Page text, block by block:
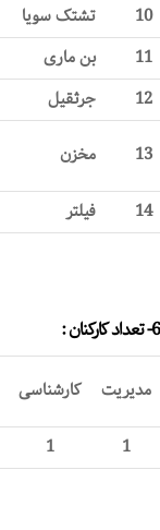
10
تشتک سویا
11
بن ماری
12
جرثقیل
13
مخزن
14
فیلتر
6- تعداد کارکنان :
مدیریت کارشناسی
1
1